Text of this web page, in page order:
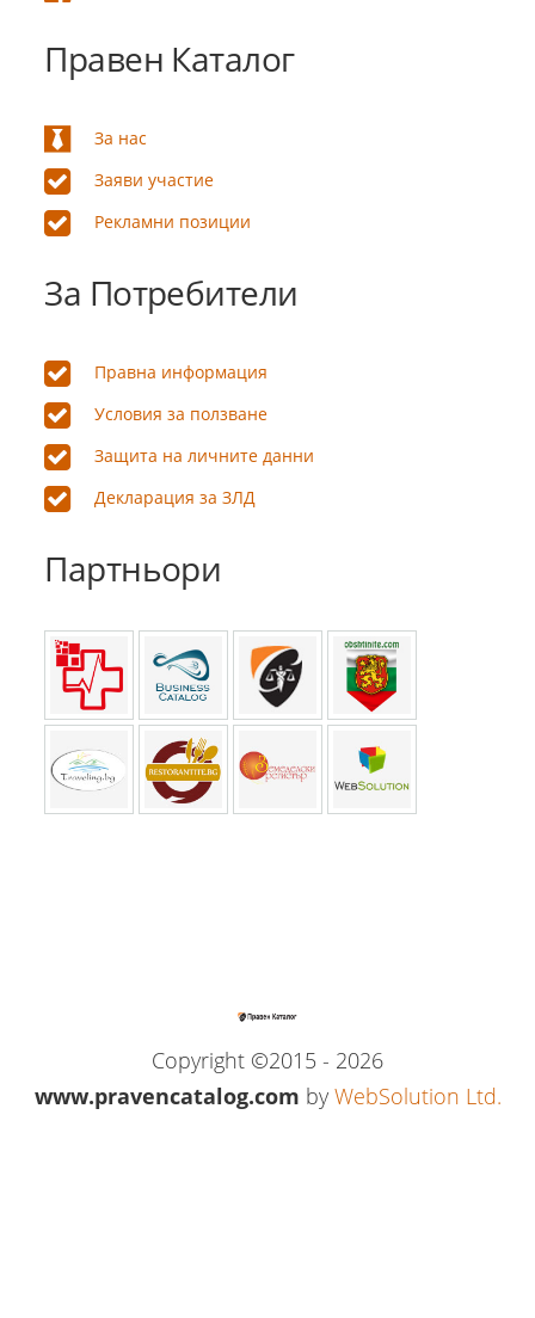
Правен Каталог
За нас
Заяви участие
Рекламни позиции
За Потребители
Правна информация
Условия за ползване
Защита на личните данни
Декларация за ЗЛД
Партньори
Copyright ©2015 - 2026
www.pravencatalog.com by WebSolution Ltd.